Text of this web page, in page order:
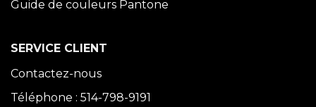
Guide de couleurs Pantone
SERVICE CLIENT
Contactez-nous
Téléphone : 514-798-9191